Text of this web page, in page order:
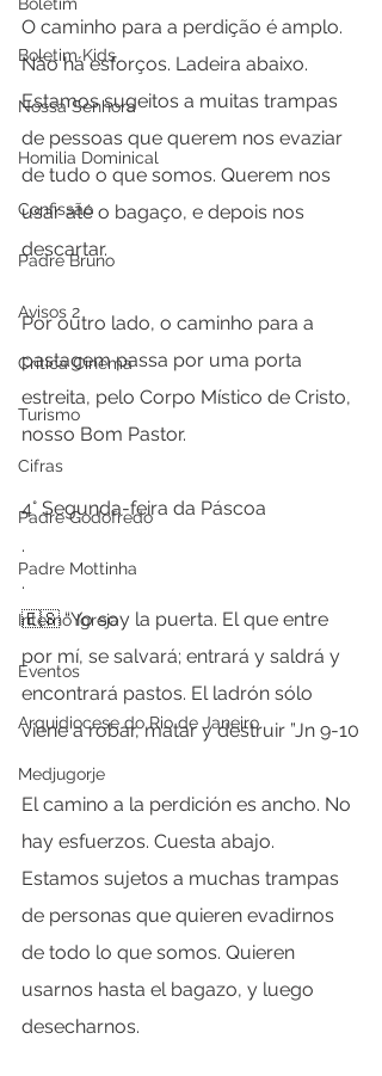
Boletim Kids
Nossa Senhora
Homilia Dominical
Confissão
Padre Bruno
Avisos 2
Crítica Cinema
Turismo
Cifras
Padre Godofredo
Padre Mottinha
Interno Igreja
Eventos
Arquidiocese do Rio de Janeiro
Medjugorje
O caminho para a perdição é amplo.
Não há esforços. Ladeira abaixo.
Estamos sugeitos a muitas trampas
de pessoas que querem nos evaziar
de tudo o que somos. Querem nos
usar até o bagaço, e depois nos
descartar.
Por outro lado, o caminho para a
pastagem passa por uma porta
estreita, pelo Corpo Místico de Cristo,
nosso Bom Pastor.
4° Segunda-feira da Páscoa
.
.
🇪🇸 “Yo soy la puerta. El que entre
por mí, se salvará; entrará y saldrá y
encontrará pastos. El ladrón sólo
viene a robar, matar y destruir ”Jn 9-10
El camino a la perdición es ancho. No
hay esfuerzos. Cuesta abajo.
Estamos sujetos a muchas trampas
de personas que quieren evadirnos
de todo lo que somos. Quieren
usarnos hasta el bagazo, y luego
desecharnos.